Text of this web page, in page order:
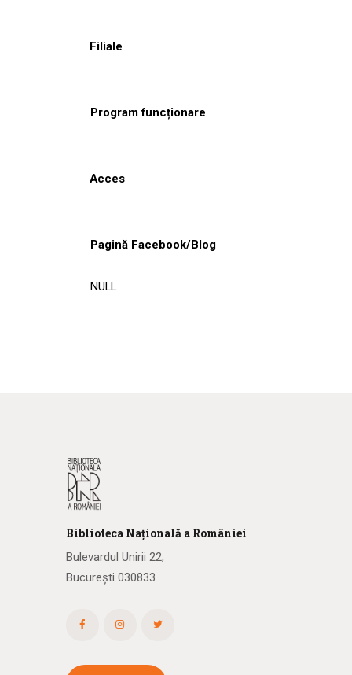
Filiale
Program funcționare
Acces
Pagină Facebook/Blog
NULL
Biblioteca Națională a României
Bulevardul Unirii 22,
București 030833